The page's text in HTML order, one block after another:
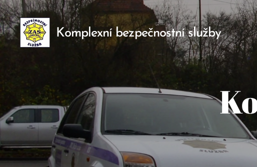
Komplexní bezpečnostní služby